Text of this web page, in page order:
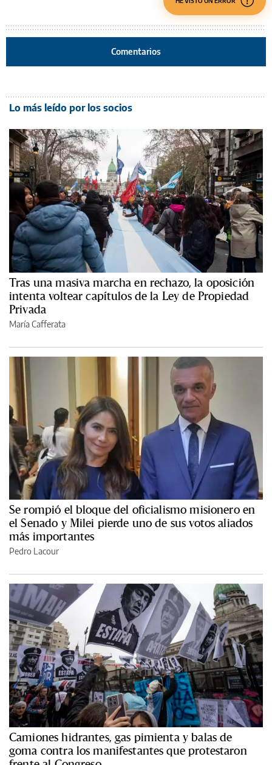
Comentarios
Lo más leído por los socios
Tras una masiva marcha en rechazo, la oposición
intenta voltear capítulos de la Ley de Propiedad
Privada
María Cafferata
Se rompió el bloque del oficialismo misionero en
el Senado y Milei pierde uno de sus votos aliados
más importantes
Pedro Lacour
Camiones hidrantes, gas pimienta y balas de
goma contra los manifestantes que protestaron